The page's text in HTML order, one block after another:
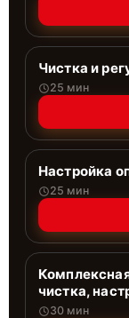
Чистка и
25 мин
Настройка
25 мин
чистка,
30 мин